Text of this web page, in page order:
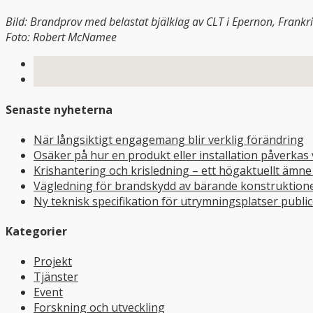
Bild: Brandprov med belastat bjälklag av CLT i Epernon,
Foto: Robert McNamee
Senaste nyheterna
När långsiktigt engagemang blir verklig förändring
Osäker på hur en produkt eller installation
Krishantering och krisledning – ett högaktuellt
Vägledning för brandskydd av bärande
Ny teknisk specifikation för utrymningsplatser
Kategorier
Projekt
Tjänster
Event
Forskning och utveckling